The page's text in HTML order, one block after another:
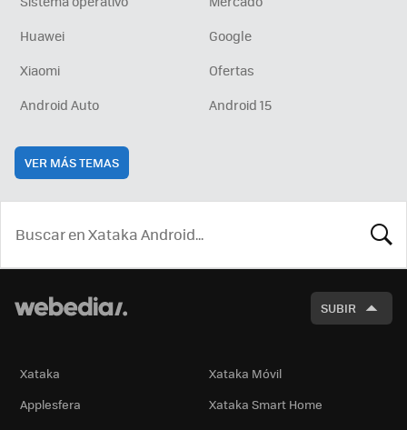
Huawei
Google
Xiaomi
Ofertas
Android Auto
Android 15
VER MÁS TEMAS
SUBIR
Xataka
Xataka Móvil
Applesfera
Xataka Smart Home